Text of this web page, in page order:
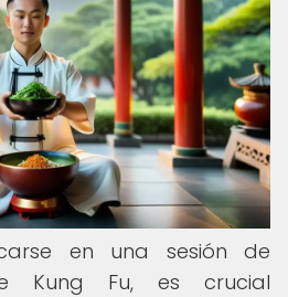
en una sesión de
Kung Fu, es crucial